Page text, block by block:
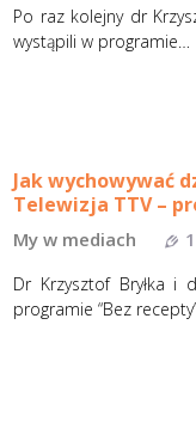
Po raz kolejny dr
wystąpili w programie…
Jak wychowywać
Telewizja TTV –
My w mediach
Dr Krzysztof Bryłka i
programie “Bez recepty”